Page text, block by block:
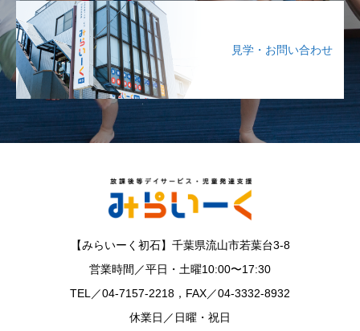
見学・お問い合わせ
【みらいーく初石】千葉県流山市若葉台3-8
営業時間／平日・土曜10:00〜17:30
TEL／04-7157-2218，FAX／04-3332-8932
休業日／日曜・祝日